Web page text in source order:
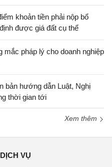
khoản tiền phải nộp bổ
được giá đất cụ thể
pháp lý cho doanh nghiệp
bản hướng dẫn Luật, Nghị
thời gian tới
Xem thêm
DỊCH VỤ